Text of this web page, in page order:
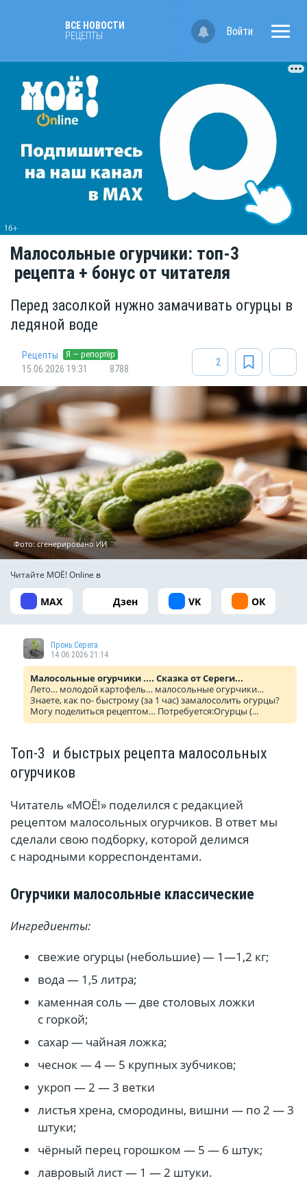
ВСЕ НОВОСТИ
РЕЦЕПТЫ
Войти
Малосольные огурчики: топ-3
рецепта + бонус от читателя
Перед засолкой нужно замачивать огурцы в
ледяной воде
Рецепты Я — репортёр
15.06.2026 19:31 8788
2
Фото: сгенерировано ИИ
Читайте МОЁ! Online в
MAX Дзен VK ОК
Пронь.Серега
14.06.2026 21:14
Малосольные огурчики .... Сказка от Сереги...
Лето… молодой картофель… малосольные огурчики…
Знаете, как по- быстрому (за 1 час) замалосолить огурцы?
Могу поделиться рецептом… Потребуется:Огурцы (...
Топ-3 и быстрых рецепта малосольных
огурчиков
Читатель «МОЁ!» поделился с редакцией
рецептом малосольных огурчиков. В ответ мы
сделали свою подборку, которой делимся
с народными корреспондентами.
Огурчики малосольные классические
Ингредиенты:
свежие огурцы (небольшие) — 1—1,2 кг;
вода — 1,5 литра;
каменная соль — две столовых ложки
с горкой;
сахар — чайная ложка;
чеснок — 4 — 5 крупных зубчиков;
укроп — 2 — 3 ветки
листья хрена, смородины, вишни — по 2 — 3
штуки;
чёрный перец горошком — 5 — 6 штук;
лавровый лист — 1 — 2 штуки.